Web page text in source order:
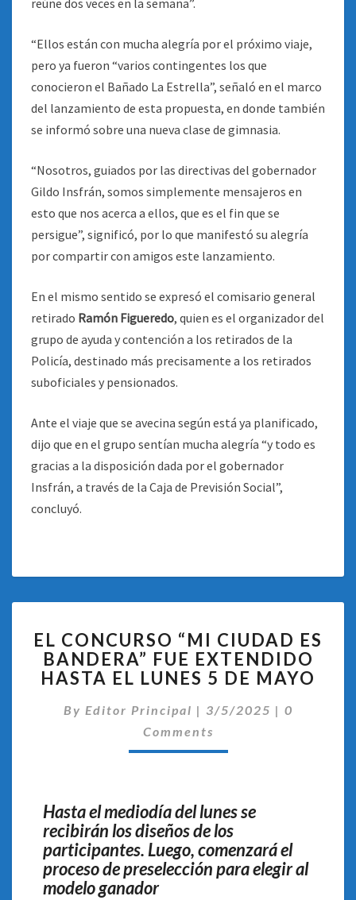
reúne dos veces en la semana”.
“Ellos están con mucha alegría por el próximo viaje,
pero ya fueron “varios contingentes los que
conocieron el Bañado La Estrella”, señaló en el marco
del lanzamiento de esta propuesta, en donde también
se informó sobre una nueva clase de gimnasia.
“Nosotros, guiados por las directivas del gobernador
Gildo Insfrán, somos simplemente mensajeros en
esto que nos acerca a ellos, que es el fin que se
persigue”, significó, por lo que manifestó su alegría
por compartir con amigos este lanzamiento.
En el mismo sentido se expresó el comisario general
retirado Ramón Figueredo, quien es el organizador del
grupo de ayuda y contención a los retirados de la
Policía, destinado más precisamente a los retirados
suboficiales y pensionados.
Ante el viaje que se avecina según está ya planificado,
dijo que en el grupo sentían mucha alegría “y todo es
gracias a la disposición dada por el gobernador
Insfrán, a través de la Caja de Previsión Social”,
concluyó.
CONCURSO
“MI
CIUDAD
BANDERA”
FUE
5
DE
MAYO
EL CONCURSO “MI CIUDAD ES
BANDERA” FUE EXTENDIDO
HASTA EL LUNES 5 DE MAYO
By Editor Principal | 3/5/2025 | 0
Comments
Hasta el mediodía del lunes se
recibirán los diseños de los
participantes. Luego, comenzará el
proceso de preselección para elegir al
modelo ganador